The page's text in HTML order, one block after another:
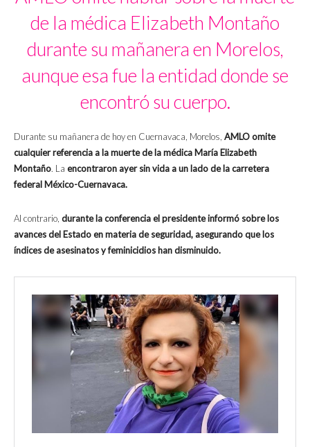
de la médica Elizabeth Montaño
durante su mañanera en Morelos,
aunque esa fue la entidad donde se
encontró su cuerpo.
Durante su mañanera de hoy en Cuernavaca, Morelos, AMLO omite
cualquier referencia a la muerte de la médica María Elizabeth
Montaño. La encontraron ayer sin vida a un lado de la carretera
federal México-Cuernavaca.
Al contrario, durante la conferencia el presidente informó sobre los
avances del Estado en materia de seguridad, asegurando que los
índices de asesinatos y feminicidios han disminuido.